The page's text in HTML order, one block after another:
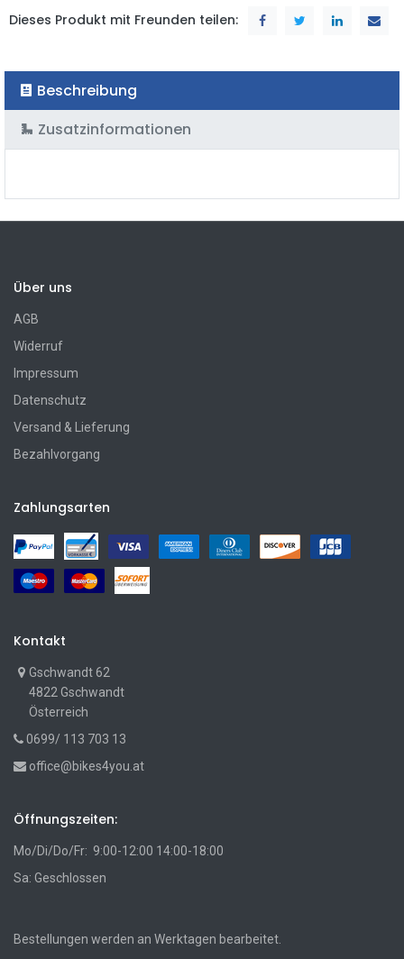
Dieses Produkt mit Freunden teilen:
Beschreibung
Zusatzinformationen
Über uns
AGB
Widerruf
Impressum
Datenschutz
Versand & Lieferung
Bezahlvorgang
Zahlungsarten
Kontakt
Gschwandt 62
4822 Gschwandt
Österreich
0699/ 113 703 13
office@bikes4you.at
Öffnungszeiten:
Mo/Di/Do/Fr: 9:00-12:00 14:00-18:00
Sa: Geschlossen
Bestellungen werden an Werktagen bearbeitet.